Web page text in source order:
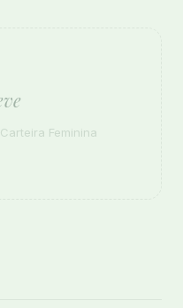
Feminina